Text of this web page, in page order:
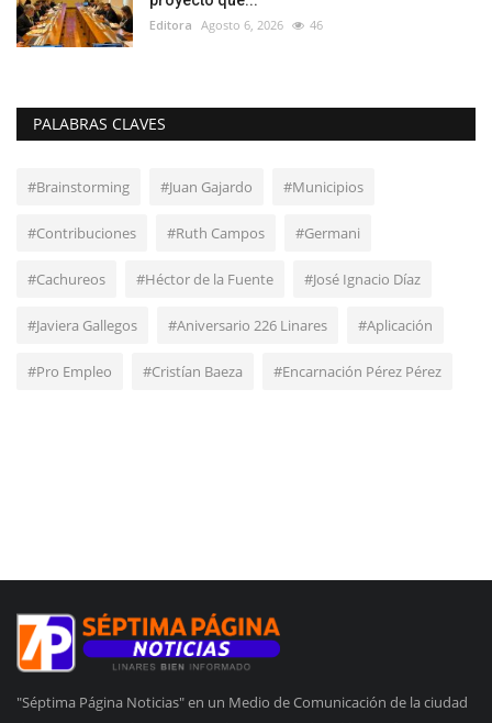
Editora Agosto 6, 2026 46
PALABRAS CLAVES
#Brainstorming #Juan Gajardo #Municipios
#Contribuciones #Ruth Campos #Germani
#Cachureos #Héctor de la Fuente #José Ignacio Díaz
#Javiera Gallegos #Aniversario 226 Linares #Aplicación
#Pro Empleo #Cristían Baeza #Encarnación Pérez Pérez
"Séptima Página Noticias" en un Medio de Comunicación de la ciudad